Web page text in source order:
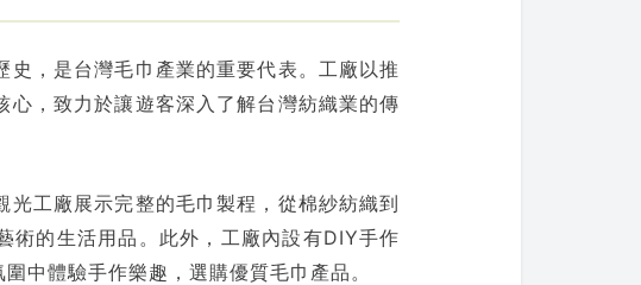
，是台灣毛巾產業的重要代表。工廠以推
，致力於讓遊客深入了解台灣紡織業的傳
工廠展示完整的毛巾製程，從棉紗紡織到
術的生活用品。此外，工廠內設有DIY手作
中體驗手作樂趣，選購優質毛巾產品。